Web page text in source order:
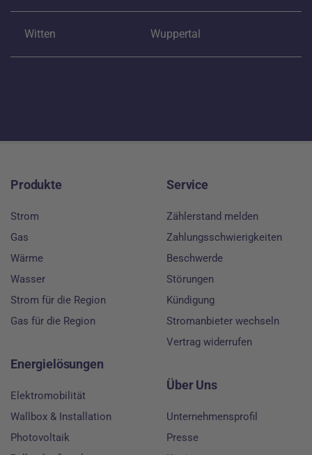
Witten Wuppertal
Produkte
Strom
Gas
Wärme
Wasser
Strom für die Region
Gas für die Region
Energielösungen
Elektromobilität
Wallbox & Installation
Photovoltaik
Service
Zählerstand melden
Zahlungsschwierigkeiten
Beschwerde
Störungen
Kündigung
Stromanbieter wechseln
Vertrag widerrufen
Über Uns
Unternehmensprofil
Presse